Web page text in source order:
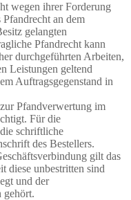
wegen ihrer Forderung
an dem
gelangten
Pfandrecht kann
durchgeführten Arbeiten,
Leistungen geltend
Auftragsgegenstand in
Pfandverwertung im
Für die
schriftliche
des Bestellers.
gilt das
diese unbestritten sind
und der
gehört.